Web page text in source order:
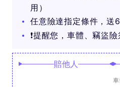
用）
任意險達指定條件，送
❗提醒您，車體、竊盜
賠他人